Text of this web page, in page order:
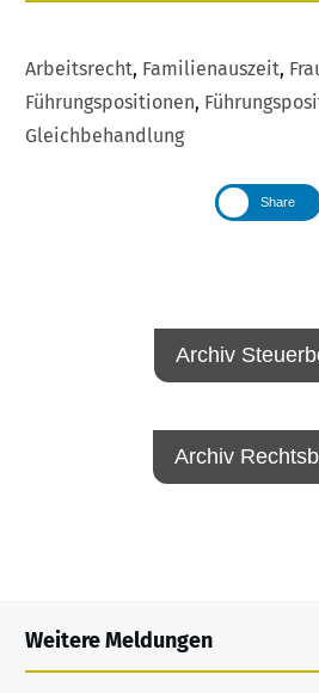
Arbeitsrecht, Familienauszeit,
Führungspositionen,
Gleichbehandlung
Share
Archiv
Archiv
Weitere Meldungen